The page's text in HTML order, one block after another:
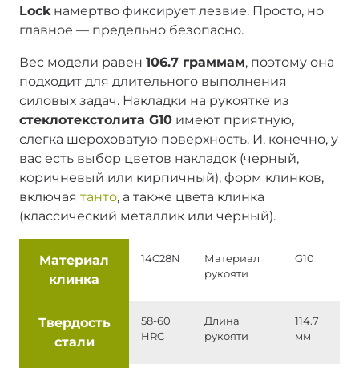
Lock намертво фиксирует лезвие. Просто, но
главное — предельно безопасно.
Вес модели равен 106.7 граммам, поэтому она
подходит для длительного выполнения
силовых задач. Накладки на рукоятке из
стеклотекстолита G10 имеют приятную,
слегка шероховатую поверхность. И, конечно, у
вас есть выбор цветов накладок (черный,
коричневый или кирпичный), форм клинков,
включая танто, а также цвета клинка
(классический металлик или черный).
Материал
клинка
14C28N
Материал
рукояти
G10
Твердость
стали
58-60
HRC
Длина
рукояти
114.7
мм